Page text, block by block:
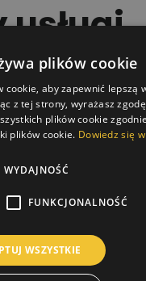
dachów,
oraz wykonywania
Polski dla klientów
plików cookie
cookie, aby zapewnić lepszą
z tej strony, wyrażasz
plików cookie
plików cookie. Dowiedz się
WYDAJNOŚĆ
FUNKCJONALNOŚĆ
WSZYSTKIE